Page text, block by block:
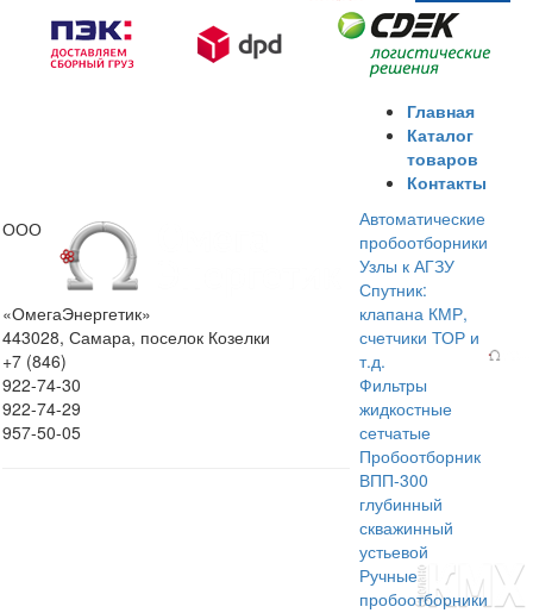
ООО
«ОмегаЭнергетик»
443028, Самара, поселок Козелки
+7 (846)
922-74-30
922-74-29
957-50-05
Главная
Каталог
товаров
Контакты
Автоматические
пробоотборники
Узлы к АГЗУ
Спутник:
клапана КМР,
счетчики ТОР и
т.д.
Фильтры
жидкостные
сетчатые
Пробоотборник
ВПП-300
глубинный
скважинный
устьевой
Ручные
пробоотборники